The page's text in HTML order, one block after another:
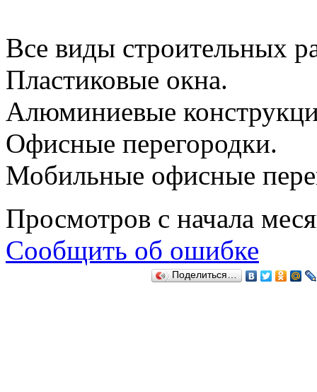
Все виды строительных
Пластиковые окна.
Алюминиевые
Офисные перегородки.
Мобильные офисные
Просмотров с начала
Сообщить об ошибке
Поделиться…